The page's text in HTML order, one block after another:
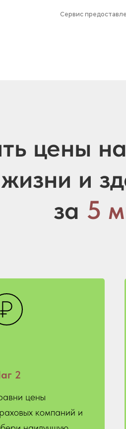
цены
и
за 5
2
цены
компаний и